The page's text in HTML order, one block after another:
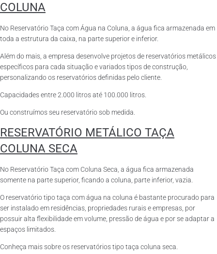
COLUNA
No Reservatório Taça com Água na Coluna, a água fica armazenada em
toda a estrutura da caixa, na parte superior e inferior.
Além do mais, a empresa desenvolve projetos de reservatórios metálicos
específicos para cada situação e variados tipos de construção,
personalizando os reservatórios definidas pelo cliente.
Capacidades entre 2.000 litros até 100.000 litros.
Ou construímos seu reservatório sob medida.
RESERVATÓRIO METÁLICO TAÇA
COLUNA SECA
No Reservatório Taça com Coluna Seca, a água fica armazenada
somente na parte superior, ficando a coluna, parte inferior, vazia.
O reservatório tipo taça com água na coluna é bastante procurado para
ser instalado em residências, propriedades rurais e empresas, por
possuir alta flexibilidade em volume, pressão de água e por se adaptar a
espaços limitados.
Conheça mais sobre os reservatórios tipo taça coluna seca.